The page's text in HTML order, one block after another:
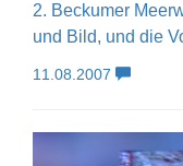
2. Beckumer
und Bild, und die
11.08.2007